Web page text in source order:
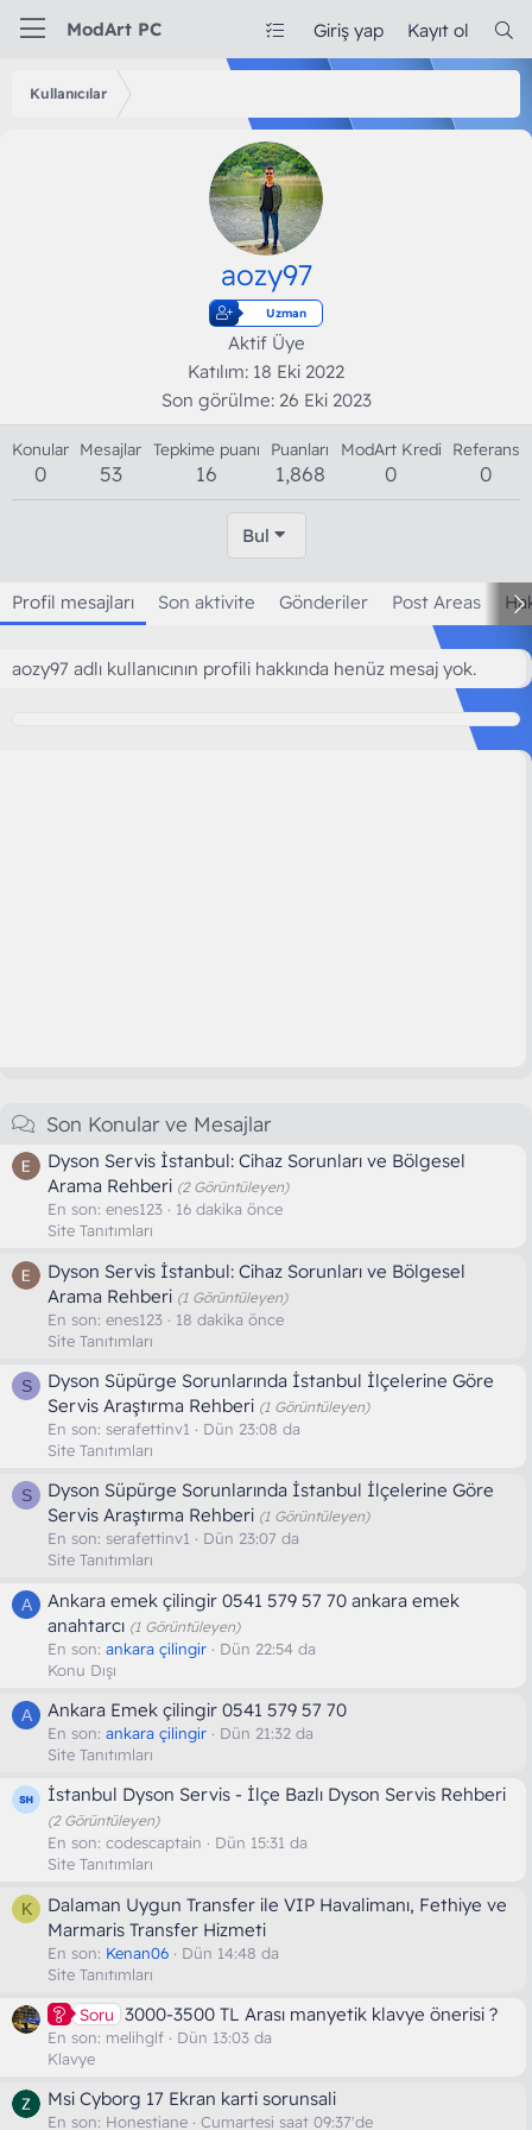
ModArt PC Giriş yap Kayıt ol
Kullanıcılar
aozy97
Uzman
Aktif Üye
Katılım 18 Eki 2022
Son görülme 26 Eki 2023
Konular
0
Mesajlar
53
Tepkime puanı
16
Puanları
1,868
ModArt Kredi
0
Referans
0
Bul
Profil mesajları Son aktivite Gönderiler Post Areas
aozy97 adlı kullanıcının profili hakkında henüz mesaj yok.
Son Konular ve Mesajlar
Dyson Servis İstanbul: Cihaz Sorunları ve Bölgesel
Arama Rehberi (2 Görüntüleyen)
En son: enes123
16 dakika önce
Site Tanıtımları
Dyson Servis İstanbul: Cihaz Sorunları ve Bölgesel
Arama Rehberi (1 Görüntüleyen)
En son: enes123
18 dakika önce
Site Tanıtımları
S
Dyson Süpürge Sorunlarında İstanbul İlçelerine Göre
Servis Araştırma Rehberi (1 Görüntüleyen)
En son: serafettinv1
Dün 23:08 da
Site Tanıtımları
S
Dyson Süpürge Sorunlarında İstanbul İlçelerine Göre
Servis Araştırma Rehberi (1 Görüntüleyen)
En son: serafettinv1
Dün 23:07 da
Site Tanıtımları
A
Ankara emek çilingir 0541 579 57 70 ankara emek
anahtarcı (1 Görüntüleyen)
En son: ankara çilingir
Dün 22:54 da
Konu Dışı
A Ankara Emek çilingir 0541 579 57 70
En son: ankara çilingir
Dün 21:32 da
Site Tanıtımları
İstanbul Dyson Servis - İlçe Bazlı Dyson Servis Rehberi
(2 Görüntüleyen)
En son: codescaptain
Dün 15:31 da
Site Tanıtımları
K
Dalaman Uygun Transfer ile VIP Havalimanı, Fethiye ve
Marmaris Transfer Hizmeti
En son: Kenan06
Dün 14:48 da
Site Tanıtımları
Soru 3000-3500 TL Arası manyetik klavye önerisi ?
En son: melihglf
Dün 13:03 da
Klavye
Msi Cyborg 17 Ekran karti sorunsali
En son: Honestiane Cumartesi saat 09:37'de